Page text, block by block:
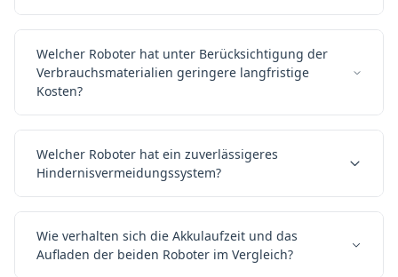
Welcher Roboter hat unter Berücksichtigung der
Verbrauchsmaterialien geringere langfristige
Kosten?
Welcher Roboter hat ein zuverlässigeres
Hindernisvermeidungssystem?
Wie verhalten sich die Akkulaufzeit und das
Aufladen der beiden Roboter im Vergleich?